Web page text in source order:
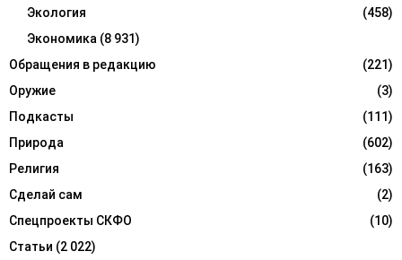
Экология
(458)
Экономика (8 931)
Обращения в редакцию
(221)
Оружие
(3)
Подкасты
(111)
Природа
(602)
Религия
(163)
Сделай сам
(2)
Спецпроекты СКФО
(10)
Статьи (2 022)